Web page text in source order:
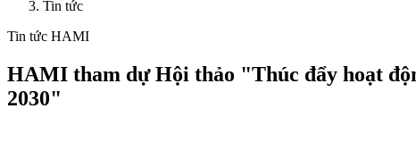
Tin tức
Tin tức HAMI
HAMI tham dự Hội thảo "Thúc đẩy hoạt
2030"